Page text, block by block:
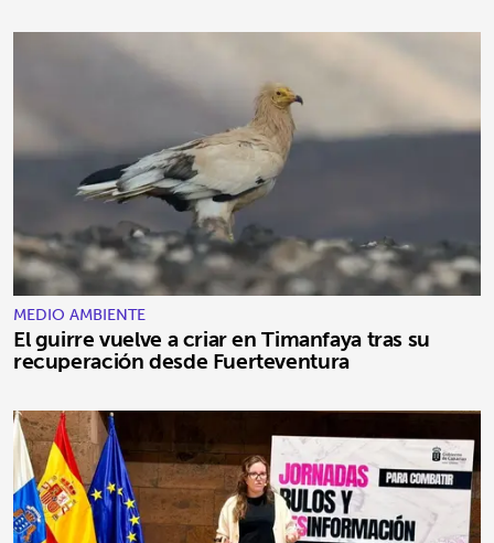
MEDIO AMBIENTE
El guirre vuelve a criar en Timanfaya tras su
recuperación desde Fuerteventura